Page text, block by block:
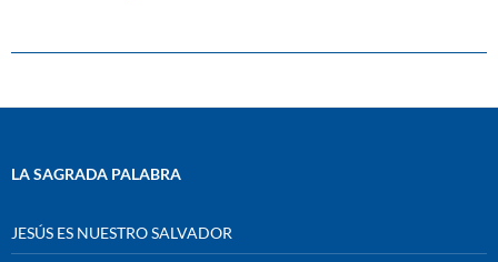
LA SAGRADA PALABRA
JESÚS ES NUESTRO SALVADOR